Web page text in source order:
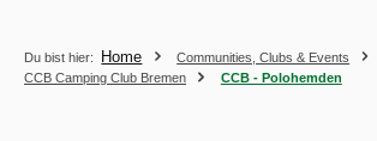
Du bist hier: Home
Communities, Clubs & Events
CCB Camping Club Bremen
CCB - Polohemden